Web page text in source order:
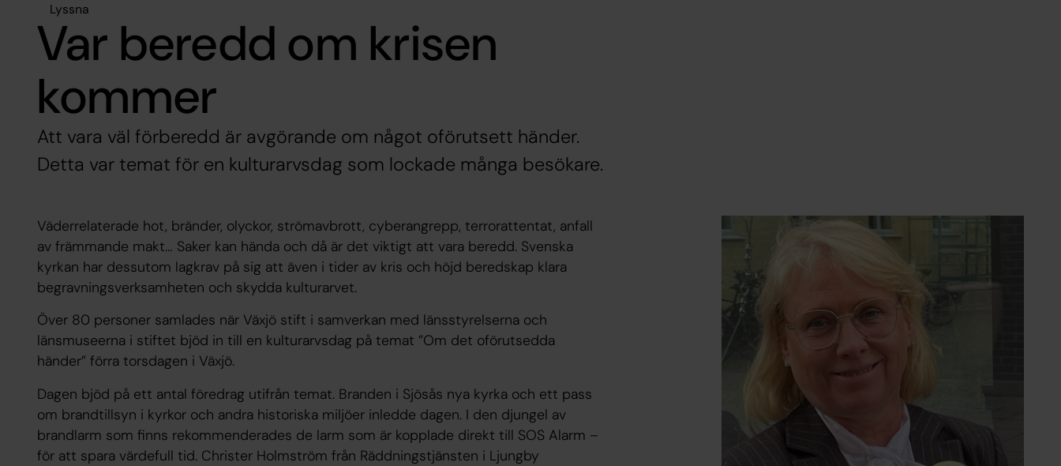
Lyssna
Var beredd om krisen
kommer
Att vara väl förberedd är avgörande om något oförutsett händer.
Detta var temat för en kulturarvsdag som lockade många besökare.
Väderrelaterade hot, bränder, olyckor, strömavbrott, cyberangrepp, terrorattentat, anfall
av främmande makt… Saker kan hända och då är det viktigt att vara beredd. Svenska
kyrkan har dessutom lagkrav på sig att även i tider av kris och höjd beredskap klara
begravningsverksamheten och skydda kulturarvet.
Över 80 personer samlades när Växjö stift i samverkan med länsstyrelserna och
länsmuseerna i stiftet bjöd in till en kulturarvsdag på temat ”Om det oförutsedda
händer” förra torsdagen i Växjö.
Dagen bjöd på ett antal föredrag utifrån temat. Branden i Sjösås nya kyrka och ett pass
om brandtillsyn i kyrkor och andra historiska miljöer inledde dagen. I den djungel av
brandlarm som finns rekommenderades de larm som är kopplade direkt till SOS Alarm –
för att spara värdefull tid. Christer Holmström från Räddningstjänsten i Ljungby